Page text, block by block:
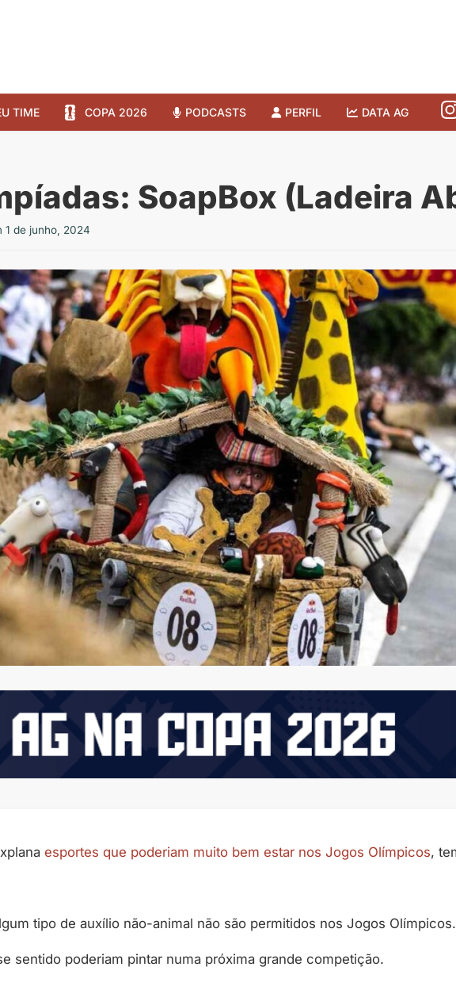
TIME COPA 2026 PODCASTS PERFIL DATA AG
SoapBox (Ladeira
1 de junho, 2024
esportes que poderiam muito bem estar nos Jogos Olímpicos,
tipo de auxílio não-animal não são permitidos nos Jogos Olímpicos.
sentido poderiam pintar numa próxima grande competição.